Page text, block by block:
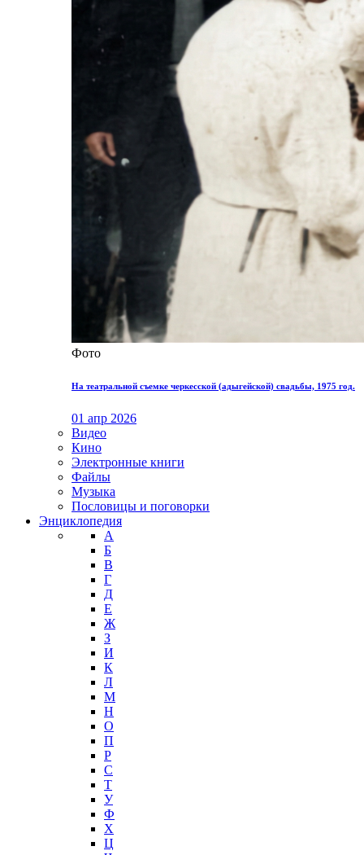
Фото
На театральной съемке черкесской (адыгейской) свадьбы, 1975 год.
01 апр 2026
Видео
Кино
Электронные книги
Файлы
Музыка
Пословицы и поговорки
Энциклопедия
А
Б
В
Г
Д
Е
Ж
З
И
К
Л
М
Н
О
П
Р
С
Т
У
Ф
Х
Ц